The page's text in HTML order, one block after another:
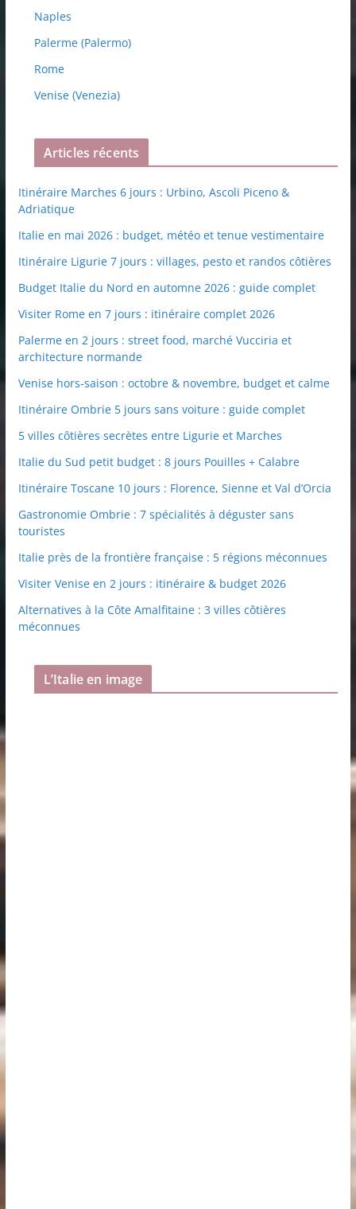
Naples
Palerme (Palermo)
Rome
Venise (Venezia)
Articles récents
Itinéraire Marches 6 jours : Urbino, Ascoli Piceno &
Adriatique
Italie en mai 2026 : budget, météo et tenue vestimentaire
Itinéraire Ligurie 7 jours : villages, pesto et randos côtières
Budget Italie du Nord en automne 2026 : guide complet
Visiter Rome en 7 jours : itinéraire complet 2026
Palerme en 2 jours : street food, marché Vucciria et
architecture normande
Venise hors-saison : octobre & novembre, budget et calme
Itinéraire Ombrie 5 jours sans voiture : guide complet
5 villes côtières secrètes entre Ligurie et Marches
Italie du Sud petit budget : 8 jours Pouilles + Calabre
Itinéraire Toscane 10 jours : Florence, Sienne et Val d’Orcia
Gastronomie Ombrie : 7 spécialités à déguster sans
touristes
Italie près de la frontière française : 5 régions méconnues
Visiter Venise en 2 jours : itinéraire & budget 2026
Alternatives à la Côte Amalfitaine : 3 villes côtières
méconnues
L’Italie en image